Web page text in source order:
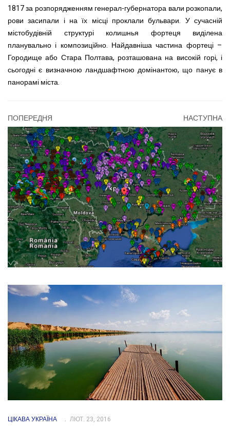
1817 за розпорядженням генерал-губернатора вали розкопали,
рови засипали і на їх місці проклали бульвари. У сучасній
містобудівній структурі колишнья фортеця виділена
планувально і композиційно. Найдавніша частина фортеці –
Городище або Стара Полтава, розташована на високій горі, і
сьогодні є визначною ландшафтною домінантою, що панує в
панорамі міста.
ПОПЕРЕДНЯ НАСТУПНА
ЦІКАВА УКРАЇНА ЛЮТ. 23, 2016